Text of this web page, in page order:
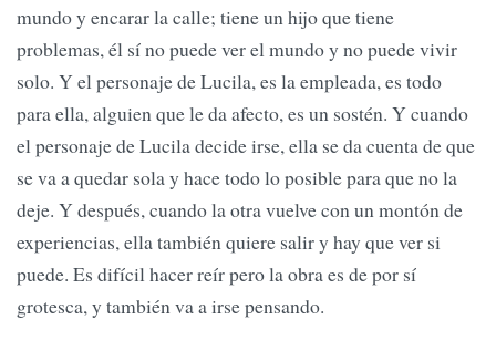
mundo y encarar la calle; tiene un hijo que tiene
problemas, él sí no puede ver el mundo y no puede vivir
solo. Y el personaje de Lucila, es la empleada, es todo
para ella, alguien que le da afecto, es un sostén. Y cuando
el personaje de Lucila decide irse, ella se da cuenta de que
se va a quedar sola y hace todo lo posible para que no la
deje. Y después, cuando la otra vuelve con un montón de
experiencias, ella también quiere salir y hay que ver si
puede. Es difícil hacer reír pero la obra es de por sí
grotesca, y también va a irse pensando.